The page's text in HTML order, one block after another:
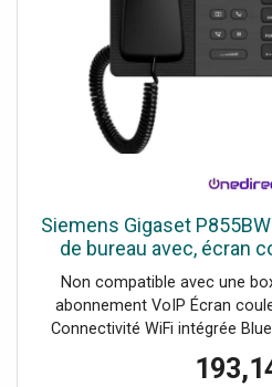
Siemens Gigaset
de bureau avec, écran
WiFi, Bluetooth, audio
fonction et
Non compatible avec une
abonnement VoIP Écran
Connectivité WiFi intégrée
du bruit 2 ports USB 2.0 Type